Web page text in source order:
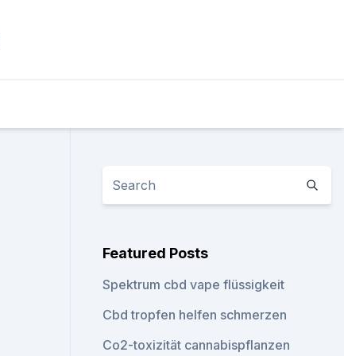
Featured Posts
Spektrum cbd vape flüssigkeit
Cbd tropfen helfen schmerzen
Co2-toxizität cannabispflanzen